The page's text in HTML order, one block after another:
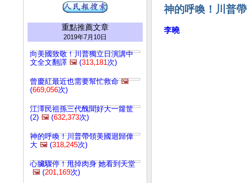
重點推薦文章
2019年7月10日
向美國致敬！川普獨立日演講中
文全文翻譯 🖼️ (313,181次)
曾慶紅最近也需要幫忙救命 🖼️
(669,056次)
江澤民祖孫三代醜聞好大一籮筐
(2) 🖼️ (632,373次)
神的呼喚！川普帶領美國迴歸偉
大 🖼️ (318,245次)
心臟驟停！甩掉肉身 她看到天堂
🖼️ (201,169次)
神的呼喚！川普
李曉